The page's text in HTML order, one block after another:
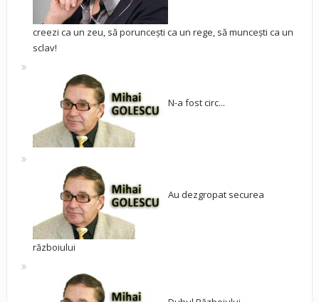
creezi ca un zeu, să poruncești ca un rege, să muncești ca un
sclav!
N-a fost circ...
Au dezgropat securea
războiului